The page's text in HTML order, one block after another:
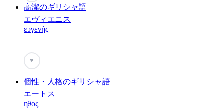
高潔のギリシャ語
エヴィエニス
ευγενής
♥
個性・人格のギリシャ語
エートス
ηθος